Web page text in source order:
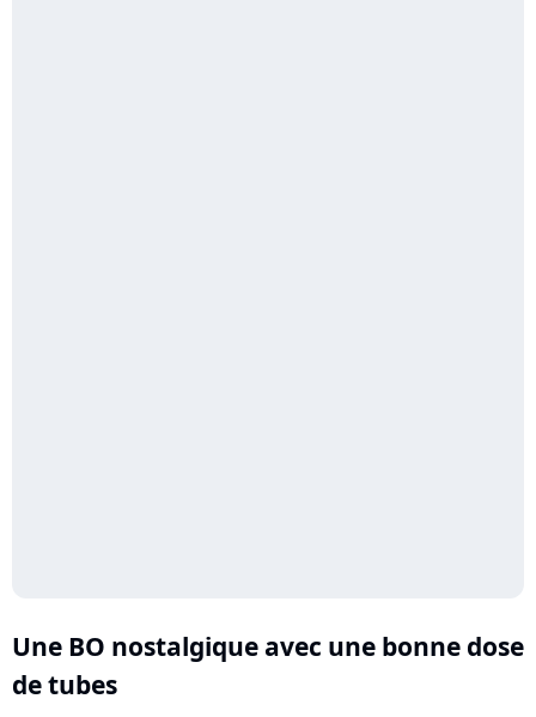
Une BO nostalgique avec une bonne dose
de tubes